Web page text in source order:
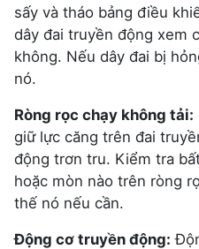
sấy và tháo bảng điều
dây đai truyền động xem
không. Nếu dây đai bị
nó.
Ròng rọc chạy không tải:
giữ lực căng trên đai
động trơn tru. Kiểm tra
hoặc mòn nào trên ròng
thế nó nếu cần.
Động cơ truyền động: